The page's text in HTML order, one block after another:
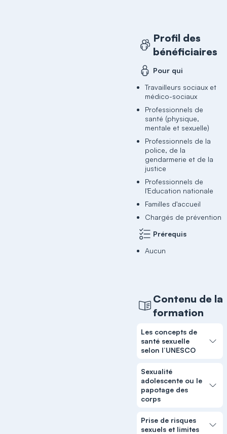
Profil des
bénéficiaires
Pour qui
Travailleurs sociaux et
médico-sociaux
Professionnels de
santé (physique,
mentale et sexuelle)
Professionnels de la
police, de la
gendarmerie et de la
justice
Professionnels de
l'Education nationale
Familles d'accueil
Chargés de prévention
Prérequis
Aucun
Contenu de la
formation
Les concepts de
santé sexuelle
selon l’UNESCO
Sexualité
adolescente ou le
papotage des
corps
Prise de risques
sexuels et limites